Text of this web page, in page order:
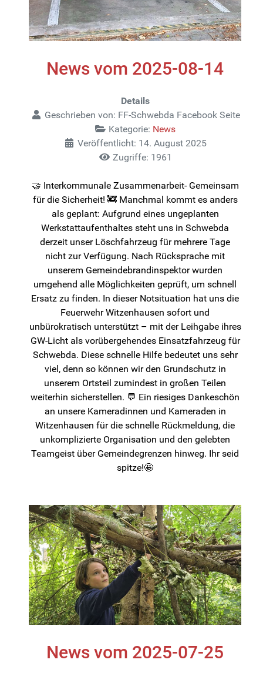
News vom 2025-08-14
Details
Geschrieben von: FF-Schwebda Facebook Seite
Kategorie: News
Veröffentlicht: 14. August 2025
Zugriffe: 1961
🤝 Interkommunale Zusammenarbeit- Gemeinsam
für die Sicherheit! 🚒 Manchmal kommt es anders
als geplant: Aufgrund eines ungeplanten
Werkstattaufenthaltes steht uns in Schwebda
derzeit unser Löschfahrzeug für mehrere Tage
nicht zur Verfügung. Nach Rücksprache mit
unserem Gemeindebrandinspektor wurden
umgehend alle Möglichkeiten geprüft, um schnell
Ersatz zu finden. In dieser Notsituation hat uns die
Feuerwehr Witzenhausen sofort und
unbürokratisch unterstützt – mit der Leihgabe ihres
GW-Licht als vorübergehendes Einsatzfahrzeug für
Schwebda. Diese schnelle Hilfe bedeutet uns sehr
viel, denn so können wir den Grundschutz in
unserem Ortsteil zumindest in großen Teilen
weiterhin sicherstellen. 💬 Ein riesiges Dankeschön
an unsere Kameradinnen und Kameraden in
Witzenhausen für die schnelle Rückmeldung, die
unkomplizierte Organisation und den gelebten
Teamgeist über Gemeindegrenzen hinweg. Ihr seid
spitze!🤩
News vom 2025-07-25